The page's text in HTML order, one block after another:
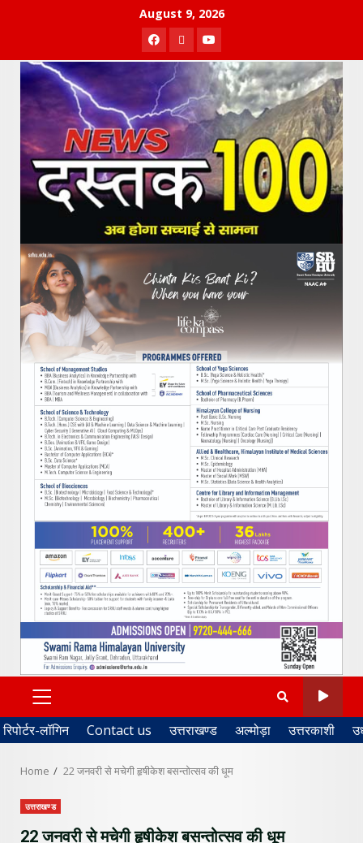
August 9, 2026
Facebook
TwitterYoutube
PRIMARY
MENU
रिपोर्टर-लॉगिन Contact us उत्तराखण्ड अल्मोड़ा उत्तरकाशी
Home 22 जनवरी से मचेगी हृषीकेश बसन्तोत्सव की धूम
उत्तराखण्ड
22 जनवरी से मचेगी हृषीकेश बसन्तोत्सव की धूम